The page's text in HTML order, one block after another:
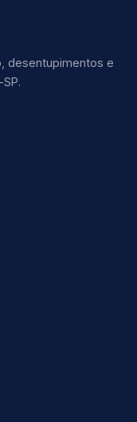
desentupimentos e